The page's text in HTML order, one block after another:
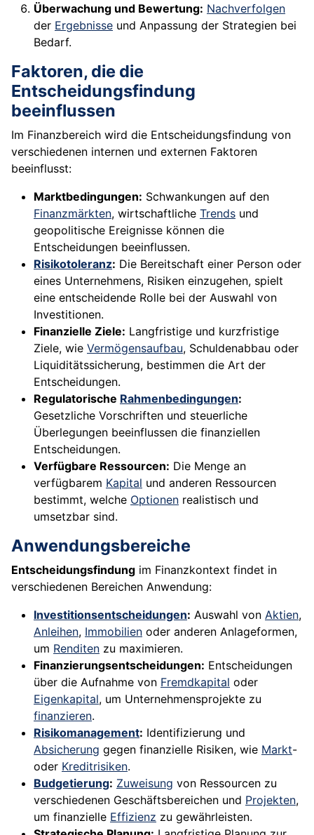
Überwachung und Bewertung: Nachverfolgen
der Ergebnisse und Anpassung der Strategien bei
Bedarf.
Faktoren, die die
Entscheidungsfindung
beeinflussen
Im Finanzbereich wird die Entscheidungsfindung von
verschiedenen internen und externen Faktoren
beeinflusst:
Marktbedingungen: Schwankungen auf den
Finanzmärkten, wirtschaftliche Trends und
geopolitische Ereignisse können die
Entscheidungen beeinflussen.
Risikotoleranz: Die Bereitschaft einer Person oder
eines Unternehmens, Risiken einzugehen, spielt
eine entscheidende Rolle bei der Auswahl von
Investitionen.
Finanzielle Ziele: Langfristige und kurzfristige
Ziele, wie Vermögensaufbau, Schuldenabbau oder
Liquiditätssicherung, bestimmen die Art der
Entscheidungen.
Regulatorische Rahmenbedingungen:
Gesetzliche Vorschriften und steuerliche
Überlegungen beeinflussen die finanziellen
Entscheidungen.
Verfügbare Ressourcen: Die Menge an
verfügbarem Kapital und anderen Ressourcen
bestimmt, welche Optionen realistisch und
umsetzbar sind.
Anwendungsbereiche
Entscheidungsfindung im Finanzkontext findet in
verschiedenen Bereichen Anwendung:
Investitionsentscheidungen: Auswahl von Aktien,
Anleihen, Immobilien oder anderen Anlageformen,
um Renditen zu maximieren.
Finanzierungsentscheidungen: Entscheidungen
über die Aufnahme von Fremdkapital oder
Eigenkapital, um Unternehmensprojekte zu
finanzieren.
Risikomanagement: Identifizierung und
Absicherung gegen finanzielle Risiken, wie Markt-
oder Kreditrisiken.
Budgetierung: Zuweisung von Ressourcen zu
verschiedenen Geschäftsbereichen und Projekten,
um finanzielle Effizienz zu gewährleisten.